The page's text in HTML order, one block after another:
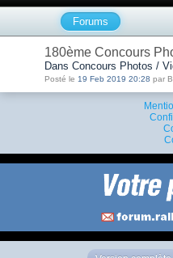
Forums
180ème Concours
Dans Concours Photos /
Posté le 19 Feb 2019 20:28 par